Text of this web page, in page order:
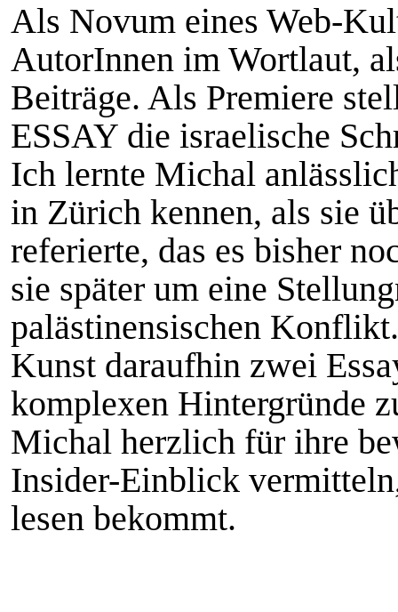
Als Novum eines Web-
AutorInnen im Wortlaut,
Beiträge. Als Premiere
ESSAY die israelische
Ich lernte Michal
in Zürich kennen, als sie
referierte, das es bisher
sie später um eine
palästinensischen
Kunst daraufhin zwei
komplexen Hintergründe
Michal herzlich für ihre
Insider-Einblick
lesen bekommt.